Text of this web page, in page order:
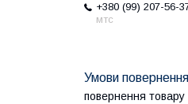
+380 (99) 207-56-
мтс
повернення товару